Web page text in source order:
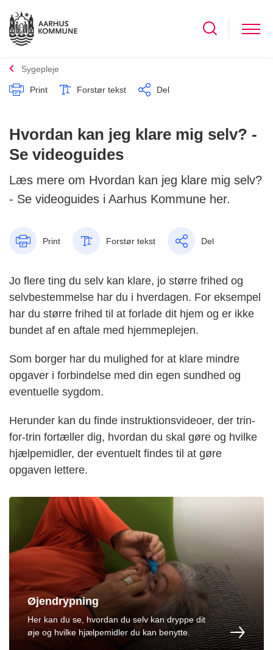
Sygepleje
Print Forstør tekst Del
Hvordan kan jeg klare mig selv? -
Se videoguides
Læs mere om Hvordan kan jeg klare mig selv?
- Se videoguides i Aarhus Kommune her.
Print Forstør tekst Del
Jo flere ting du selv kan klare, jo større frihed og
selvbestemmelse har du i hverdagen. For eksempel
har du større frihed til at forlade dit hjem og er ikke
bundet af en aftale med hjemmeplejen.
Som borger har du mulighed for at klare mindre
opgaver i forbindelse med din egen sundhed og
eventuelle sygdom.
Herunder kan du finde instruktionsvideoer, der trin-
for-trin fortæller dig, hvordan du skal gøre og hvilke
hjælpemidler, der eventuelt findes til at gøre
opgaven lettere.
Øjendrypning
Her kan du se, hvordan du selv kan dryppe dit
øje og hvilke hjælpemidler du kan benytte.